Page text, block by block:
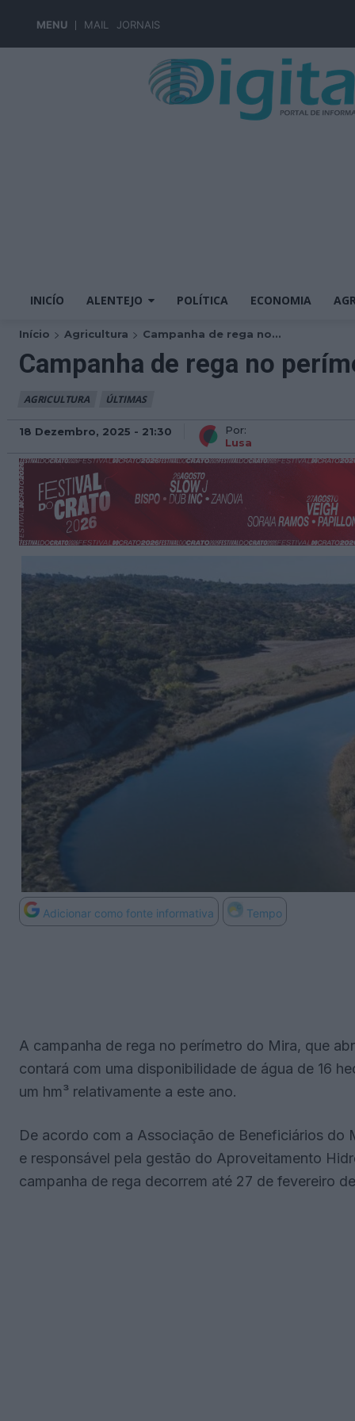
MENU MAIL JORNAIS
INICÍO ALENTEJO POLÍTICA ECONOMIA
Início Agricultura Campanha de rega no...
Campanha de rega no
AGRICULTURA ÚLTIMAS
18 Dezembro, 2025 - 21:30
Por:
Lusa
Adicionar como fonte informativa Tempo
A campanha de rega no perímetro do Mira, que
contará com uma disponibilidade de água de 16
um hm³ relativamente a este ano.
De acordo com a Associação de Beneficiários do
e responsável pela gestão do Aproveitamento
campanha de rega decorrem até 27 de fevereiro